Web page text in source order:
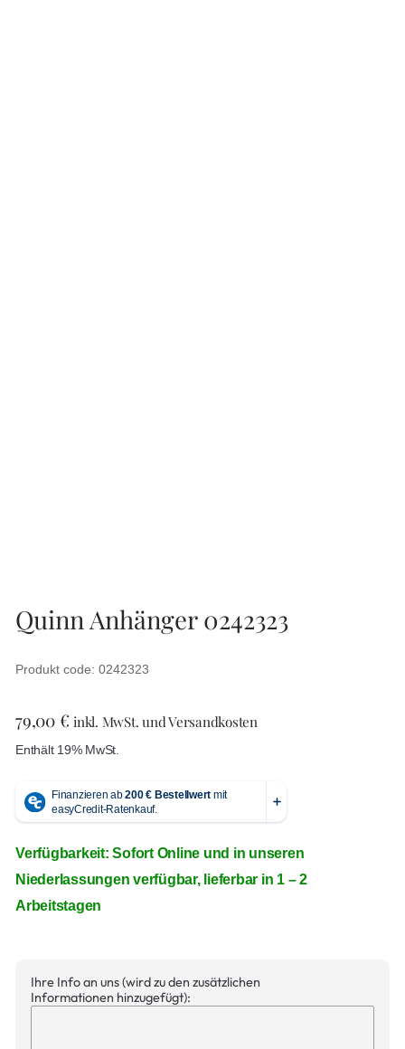
Quinn Anhänger 0242323
Produkt code: 0242323
79,00€ inkl. MwSt. und Versandkosten
Enthält 19% MwSt.
Verfügbarkeit: Sofort Online und in unseren
Niederlassungen verfügbar, lieferbar in 1 – 2
Arbeitstagen
Ihre Info an uns (wird zu den zusätzlichen
Informationen hinzugefügt):